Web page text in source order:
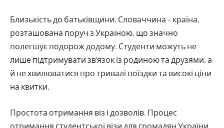
Близькість до батьківщини. Словаччина – країна,
розташована поруч з Україною, що значно
полегшує подорож додому. Студенти можуть не
лише підтримувати зв’язок із родиною та друзями, а
й не хвилюватися про тривалі поїздки та високі ціни
на квитки.
Простота отримання віз і дозволів. Процес
отримання студентської візи для громадян України